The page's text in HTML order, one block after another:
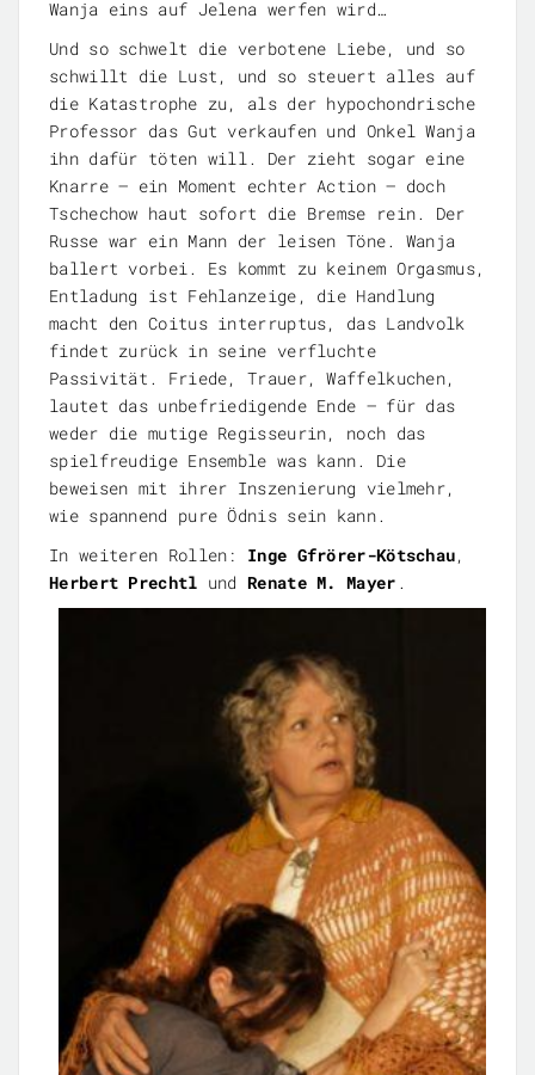
Wanja eins auf Jelena werfen wird…
Und so schwelt die verbotene Liebe, und so
schwillt die Lust, und so steuert alles auf
die Katastrophe zu, als der hypochondrische
Professor das Gut verkaufen und Onkel Wanja
ihn dafür töten will. Der zieht sogar eine
Knarre – ein Moment echter Action – doch
Tschechow haut sofort die Bremse rein. Der
Russe war ein Mann der leisen Töne. Wanja
ballert vorbei. Es kommt zu keinem Orgasmus,
Entladung ist Fehlanzeige, die Handlung
macht den Coitus interruptus, das Landvolk
findet zurück in seine verfluchte
Passivität. Friede, Trauer, Waffelkuchen,
lautet das unbefriedigende Ende – für das
weder die mutige Regisseurin, noch das
spielfreudige Ensemble was kann. Die
beweisen mit ihrer Inszenierung vielmehr,
wie spannend pure Ödnis sein kann.
In weiteren Rollen: Inge Gfrörer-Kötschau,
Herbert Prechtl und Renate M. Mayer .